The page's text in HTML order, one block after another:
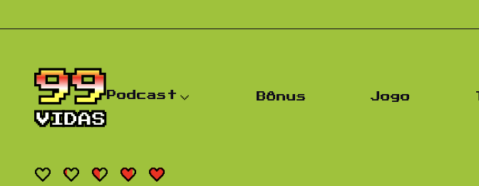
Podcast Bônus Jogo